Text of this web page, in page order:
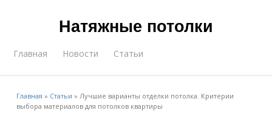
Натяжные потолки
Главная Новости Статьи
Главная » Статьи »Лучшие варианты отделки потолка. Критерии
выбора материалов для потолков квартиры